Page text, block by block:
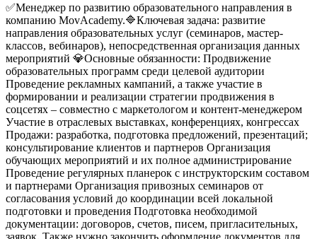
✅Менеджер по развитию образовательного направления в
компанию MovAcademy.🔷Ключевая задача: развитие
направления образовательных услуг (семинаров, мастер-
классов, вебинаров), непосредственная организация данных
мероприятий 💎Основные обязанности: Продвижение
образовательных программ среди целевой аудитории
Проведение рекламных кампаний, а также участие в
формировании и реализации стратегии продвижения в
соцсетях – совместно с маркетологом и контент-менеджером
Участие в отраслевых выставках, конференциях, конгрессах
Продажи: разработка, подготовка предложений, презентаций;
консультирование клиентов и партнеров Организация
обучающих мероприятий и их полное администрирование
Проведение регулярных планерок с инструкторским составом
и партнерами Организация привозных семинаров от
согласования условий до координации всей локальной
подготовки и проведения Подготовка необходимой
документации: договоров, счетов, писем, пригласительных,
заявок. Также нужно закончить оформление документов для